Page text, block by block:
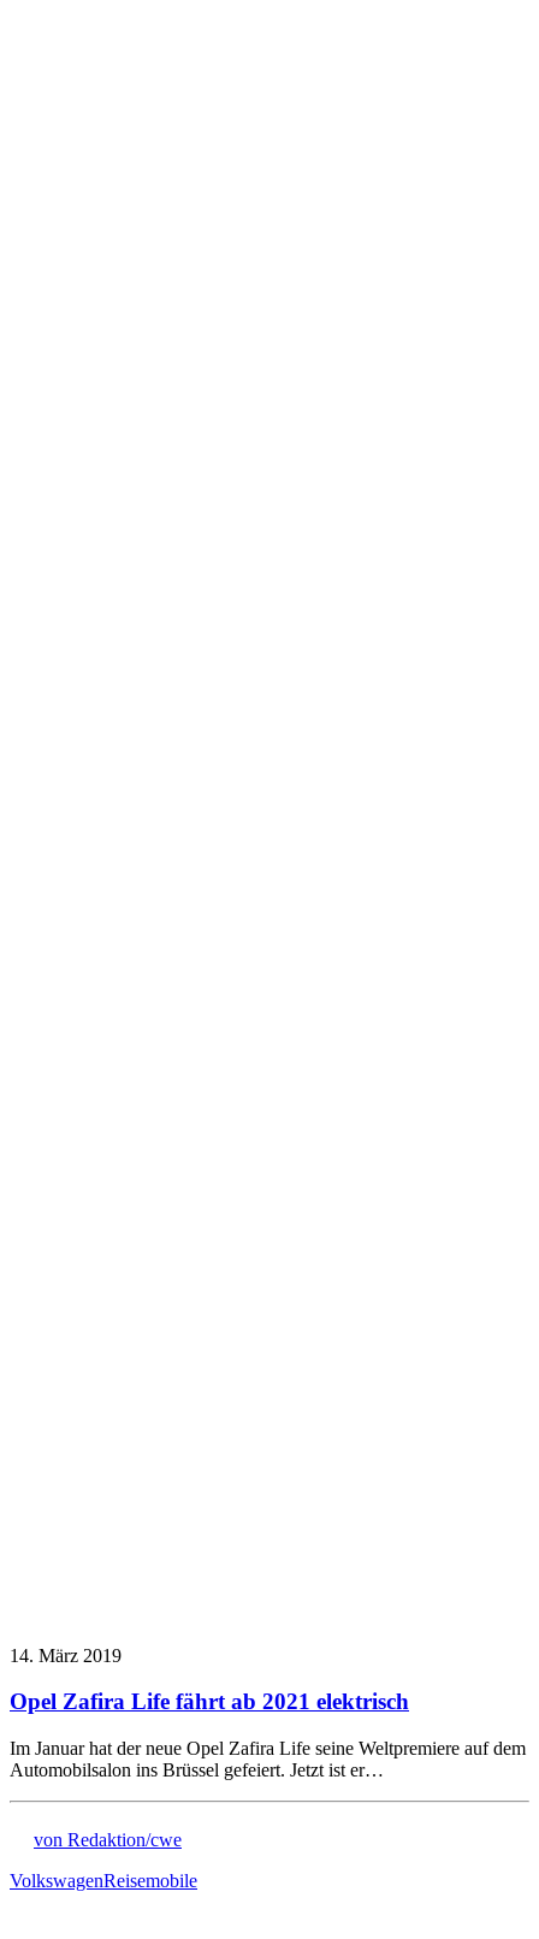
14. März 2019
Opel Zafira Life fährt ab 2021 elektrisch
Im Januar hat der neue Opel Zafira Life seine Weltpremiere auf dem
Automobilsalon ins Brüssel gefeiert. Jetzt ist er…
von Redaktion/cwe
VolkswagenReisemobile